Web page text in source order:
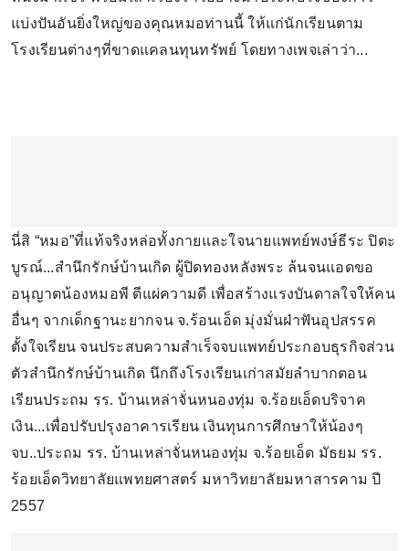
แบ่งปันอันยิ่งใหญ่ของคุณหมอท่านนี้ ให้แก่นักเรียนตาม
โรงเรียนต่างๆที่ขาดแคลนทุนทรัพย์ โดยทางเพจเล่าว่า...
นี่สิ “หมอ”ที่แท้จริงหล่อทั้งกายและใจนายแพทย์พงษ์ธีระ ปิตะ
บูรณ์...สำนึกรักษ์บ้านเกิด ผู้ปิดทองหลังพระ ล้นจนแอดขอ
อนุญาตน้องหมอพี ตีแผ่ความดี เพื่อสร้างแรงบันดาลใจให้คน
อื่นๆ จากเด็กฐานะยากจน จ.ร้อนเอ็ด มุ่งมั่นฝ่าฟันอุปสรรค
ตั้งใจเรียน จนประสบความสำเร็จจบแพทย์ประกอบธุรกิจส่วน
ตัวสำนึกรักษ์บ้านเกิด นึกถึงโรงเรียนเก่าสมัยลำบากตอน
เรียนประถม รร. บ้านเหล่าจั่นหนองทุ่ม จ.ร้อยเอ็ดบริจาค
เงิน...เพื่อปรับปรุงอาคารเรียน เงินทุนการศึกษาให้น้องๆ
จบ..ประถม รร. บ้านเหล่าจั่นหนองทุ่ม จ.ร้อยเอ็ด มัธยม รร.
ร้อยเอ็ดวิทยาลัยแพทยศาสตร์ มหาวิทยาลัยมหาสารคาม ปี
2557